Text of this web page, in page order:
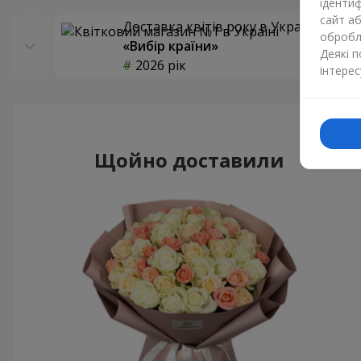
Доставка квітів року в Україні
«Вибір країни»
2026 рік
Щойно доставили
сайт
Деякі